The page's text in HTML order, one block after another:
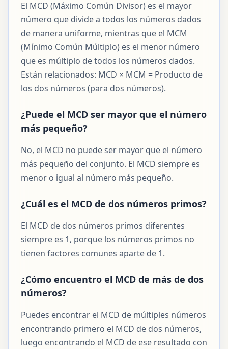
El MCD (Máximo Común Divisor) es el mayor
número que divide a todos los números dados
de manera uniforme, mientras que el MCM
(Mínimo Común Múltiplo) es el menor número
que es múltiplo de todos los números dados.
Están relacionados: MCD × MCM = Producto de
los dos números (para dos números).
¿Puede el MCD ser mayor que el número
más pequeño?
No, el MCD no puede ser mayor que el número
más pequeño del conjunto. El MCD siempre es
menor o igual al número más pequeño.
¿Cuál es el MCD de dos números primos?
El MCD de dos números primos diferentes
siempre es 1, porque los números primos no
tienen factores comunes aparte de 1.
¿Cómo encuentro el MCD de más de dos
números?
Puedes encontrar el MCD de múltiples números
encontrando primero el MCD de dos números,
luego encontrando el MCD de ese resultado con